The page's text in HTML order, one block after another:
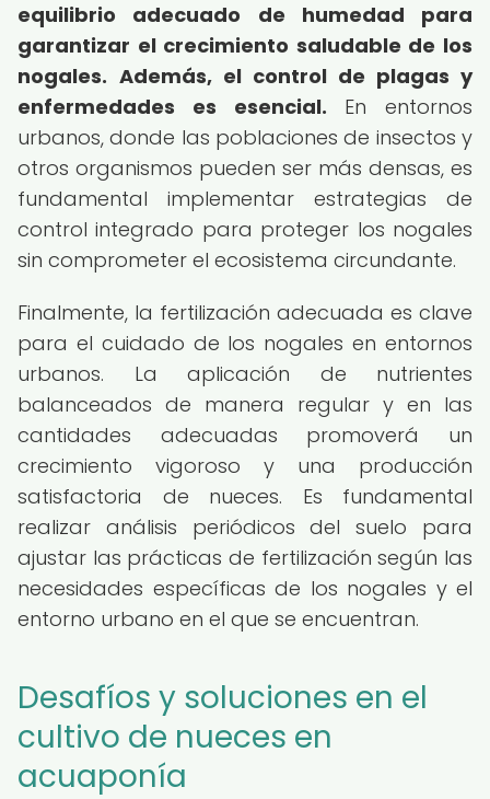
equilibrio adecuado de humedad para
garantizar el crecimiento saludable de los
nogales. Además, el control de plagas y
enfermedades es esencial. En entornos
urbanos, donde las poblaciones de insectos y
otros organismos pueden ser más densas, es
fundamental implementar estrategias de
control integrado para proteger los nogales
sin comprometer el ecosistema circundante.
Finalmente, la fertilización adecuada es clave
para el cuidado de los nogales en entornos
urbanos. La aplicación de nutrientes
balanceados de manera regular y en las
cantidades adecuadas promoverá un
crecimiento vigoroso y una producción
satisfactoria de nueces. Es fundamental
realizar análisis periódicos del suelo para
ajustar las prácticas de fertilización según las
necesidades específicas de los nogales y el
entorno urbano en el que se encuentran.
Desafíos y soluciones en el
cultivo de nueces en
acuaponía